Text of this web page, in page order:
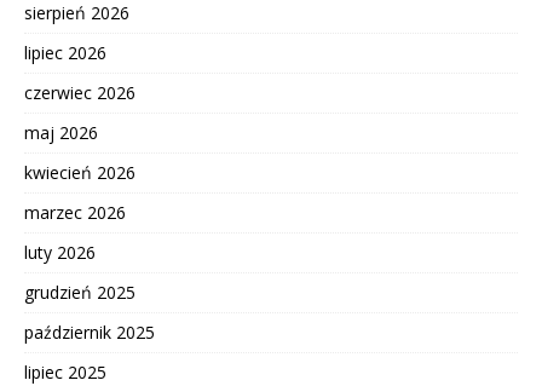
sierpień 2026
lipiec 2026
czerwiec 2026
maj 2026
kwiecień 2026
marzec 2026
luty 2026
grudzień 2025
październik 2025
lipiec 2025